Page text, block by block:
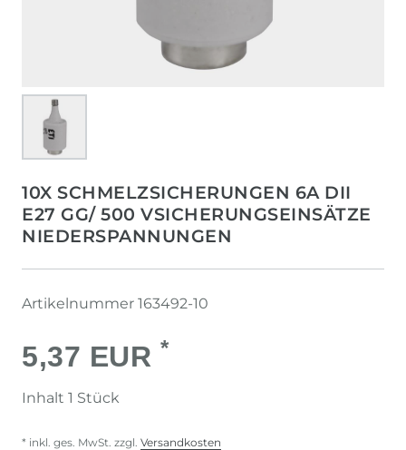
10X SCHMELZSICHERUNGEN 6A DII
E27 GG/ 500 VSICHERUNGSEINSÄTZE
NIEDERSPANNUNGEN
Artikelnummer 163492-10
5,37 EUR *
Inhalt 1 Stück
* inkl. ges. MwSt. zzgl. Versandkosten